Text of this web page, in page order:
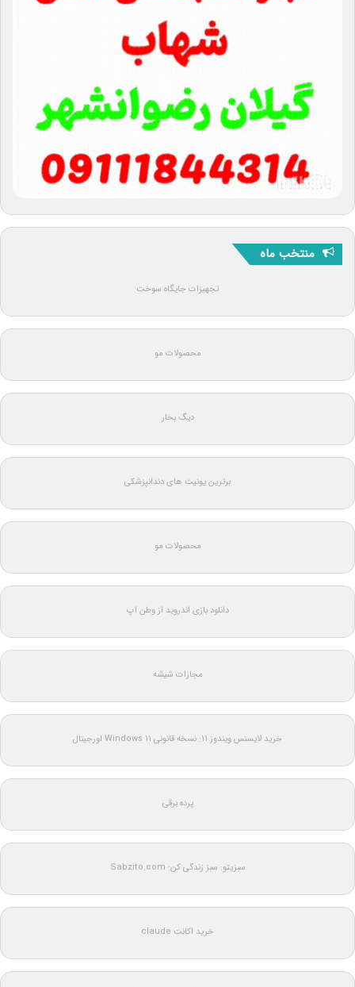
منتخب ماه
تجهیزات جایگاه سوخت
محصولات مو
دیگ بخار
برترین یونیت های دندانپزشکی
محصولات مو
دانلود بازی اندروید از وطن اپ
مجازات شیشه
خرید لایسنس ویندوز 11: نسخه قانونی Windows 11 اورجینال
پرده برقی
سبزیتو: سبز زندگی کن: Sabzito.com
خرید اکانت claude